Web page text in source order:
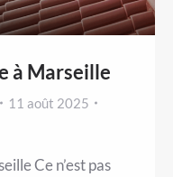
à Marseille
11 août 2025
Ce n’est pas